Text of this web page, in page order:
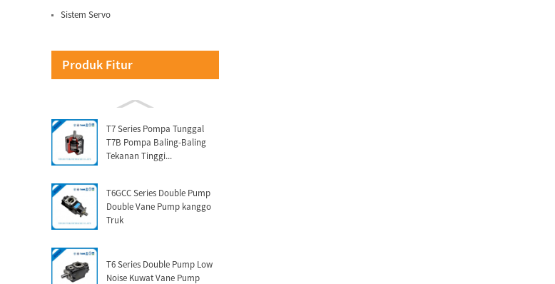
Sistem Servo
Produk Fitur
Delta Drive kanggo Injeksi
VQ Series Cartridge Vickers
Hydraulic Pump Parts
T7 Series Pompa Tunggal
T7B Pompa Baling-Baling
Tekanan Tinggi...
T6GCC Series Double Pump
Double Vane Pump kanggo
Truk
T6 Series Double Pump Low
Noise Kuwat Vane Pump